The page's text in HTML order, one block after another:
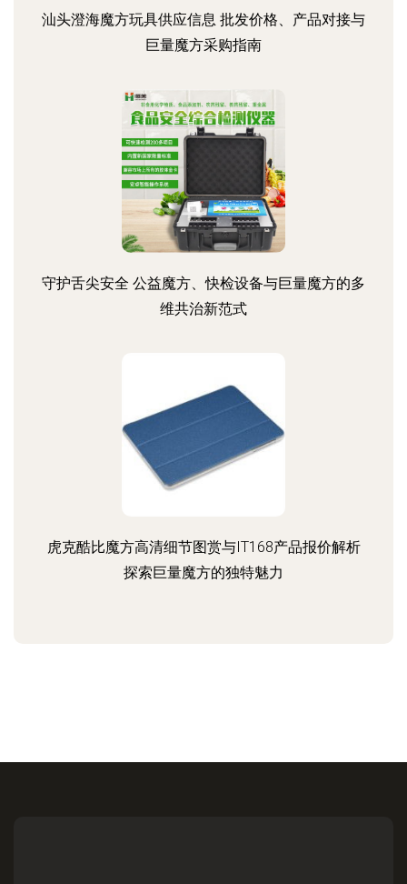
汕头澄海魔方玩具供应信息 批发价格、产品对接与
巨量魔方采购指南
守护舌尖安全 公益魔方、快检设备与巨量魔方的多
维共治新范式
虎克酷比魔方高清细节图赏与IT168产品报价解析
探索巨量魔方的独特魅力